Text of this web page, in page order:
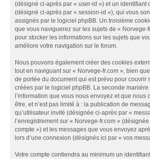
(désigné ci-après par « user-id ») et un identifiant
(désigné ci-après par « session-id »), qui vous
assignés par le logiciel phpBB. Un troisième
que vous naviguerez sur les sujets de « Norvege-
pour stocker les informations sur les sujets que
améliore votre navigation sur le forum.
Nous pouvons également créer des cookies
tout en naviguant sur « Norvege-fr.com », bien
de portée du document qui est prévu pour couvrir
créées par le logiciel phpBB. La seconde
l’information que vous nous envoyez et que nous
être, et n’est pas limité à : la publication de
qu’utilisateur invité (désignée ci-après par «
l’enregistrement sur « Norvege-fr.com »
compte ») et les messages que vous envoyez
lors d’une connexion (désignés ici par « vos
Votre compte contiendra au minimum un